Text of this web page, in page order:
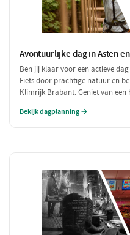
Avontuurlijke dag in Asten
Ben jij klaar voor een actieve
Fiets door prachtige natuur en
Klimrijk Brabant. Geniet van een
fietsen!
Bekijk dagplanning →